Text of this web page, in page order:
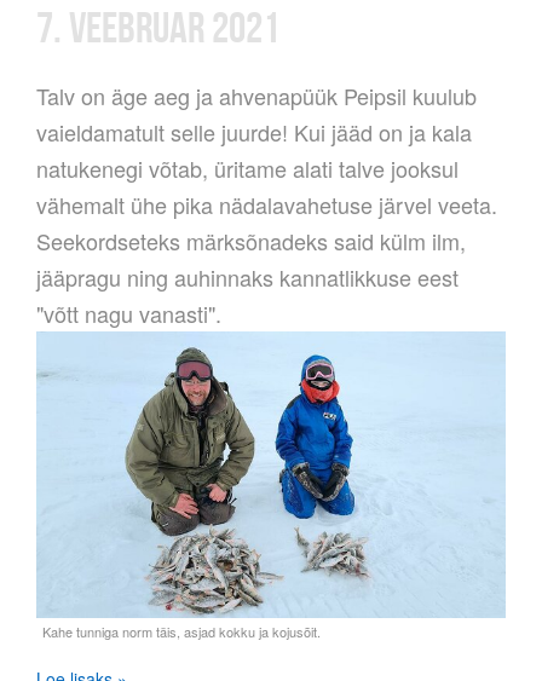
7. VEEBRUAR 2021
Talv on äge aeg ja ahvenapüük Peipsil kuulub
vaieldamatult selle juurde! Kui jääd on ja kala
natukenegi võtab, üritame alati talve jooksul
vähemalt ühe pika nädalavahetuse järvel veeta.
Seekordseteks märksõnadeks said külm ilm,
jääpragu ning auhinnaks kannatlikkuse eest
"võtt nagu vanasti".